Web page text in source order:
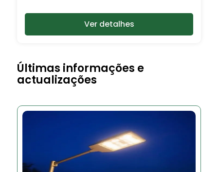
Ver detalhes
Últimas informações e
actualizações